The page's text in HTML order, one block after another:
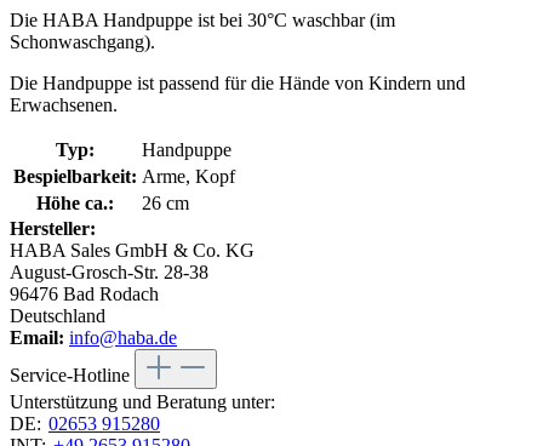
Die HABA Handpuppe ist bei 30°C waschbar (im
Schonwaschgang).
Die Handpuppe ist passend für die Hände von Kindern und
Erwachsenen.
Typ:
Handpuppe
Bespielbarkeit: Arme, Kopf
Höhe ca.:
26 cm
Hersteller:
HABA Sales GmbH & Co. KG
August-Grosch-Str. 28-38
96476 Bad Rodach
Deutschland
Email: info@haba.de
Service-Hotline
Unterstützung und Beratung unter:
DE: 02653 915280